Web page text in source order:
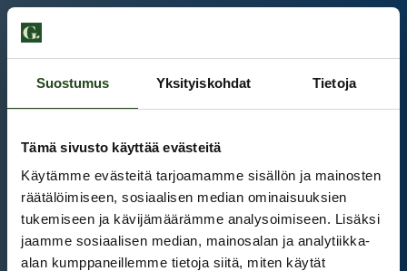
Suostumus Yksityiskohdat Tietoja
Tämä sivusto käyttää evästeitä
Käytämme evästeitä tarjoamamme sisällön ja mainosten
räätälöimiseen, sosiaalisen median ominaisuuksien
tukemiseen ja kävijämäärämme analysoimiseen. Lisäksi
jaamme sosiaalisen median, mainosalan ja analytiikka-
alan kumppaneillemme tietoja siitä, miten käytät